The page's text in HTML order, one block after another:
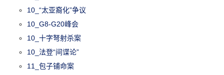
10_“太亚裔化”争议
10_G8-G20峰会
10_十字弩射杀案
10_法登“间谍论”
11_包子铺命案